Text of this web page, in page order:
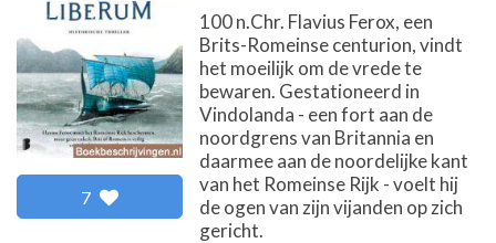
7
100 n.Chr. Flavius Ferox, een
Brits-Romeinse centurion, vindt
het moeilijk om de vrede te
bewaren. Gestationeerd in
Vindolanda - een fort aan de
noordgrens van Britannia en
daarmee aan de noordelijke kant
van het Romeinse Rijk - voelt hij
de ogen van zijn vijanden op zich
gericht.